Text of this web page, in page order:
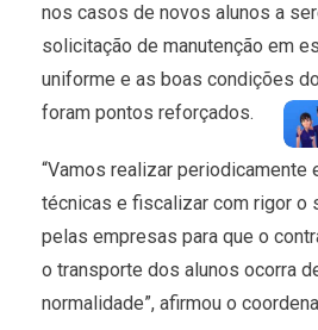
nos casos de novos alunos a
solicitação de manutenção em
uniforme e as boas condições
foram pontos reforçados.
“Vamos realizar periodicamente
técnicas e fiscalizar com rigor o
pelas empresas para que o
o transporte dos alunos ocorra
normalidade”, afirmou o